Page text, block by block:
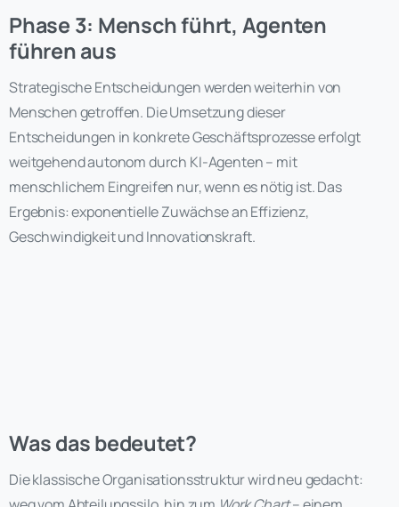
Phase 3: Mensch führt, Agenten
führen aus
Strategische Entscheidungen werden weiterhin von
Menschen getroffen. Die Umsetzung dieser
Entscheidungen in konkrete Geschäftsprozesse erfolgt
weitgehend autonom durch KI-Agenten – mit
menschlichem Eingreifen nur, wenn es nötig ist. Das
Ergebnis: exponentielle Zuwächse an Effizienz,
Geschwindigkeit und Innovationskraft.
Was das bedeutet?
Die klassische Organisationsstruktur wird neu gedacht: